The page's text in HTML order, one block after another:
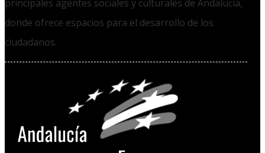
principales agentes sociales y culturales de Andalucía,
donde ofrece espacios para el desarrollo de los
ciudadanos.